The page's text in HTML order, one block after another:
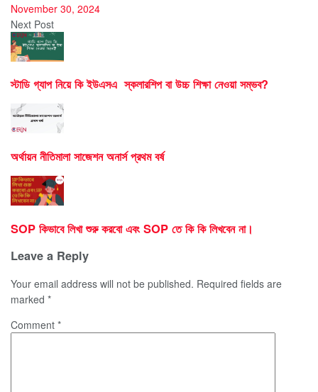
November 30, 2024
Next Post
স্টাডি গ্যাপ নিয়ে কি ইউএসএ স্কলারশিপ বা উচ্চ শিক্ষা নেওয়া সম্ভব?
অর্থায়ন নীতিমালা সাজেশন অনার্স প্রথম বর্ষ
SOP কিভাবে লিখা শুরু করবো এবং SOP তে কি কি লিখবেন না।
Leave a Reply
Your email address will not be published. Required fields are
marked *
Comment *